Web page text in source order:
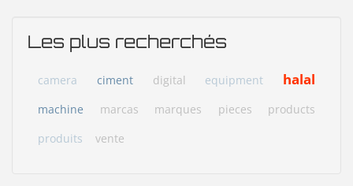
Les plus recherchés
camera ciment digital equipment halal
machine marcas marques pieces
products
produits
vente